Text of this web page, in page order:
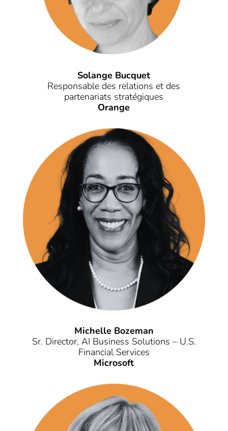
Solange Bucquet
Responsable des relations et des
partenariats stratégiques
Orange
Michelle Bozeman
Sr. Director, AI Business Solutions – U.S.
Financial Services
Microsoft